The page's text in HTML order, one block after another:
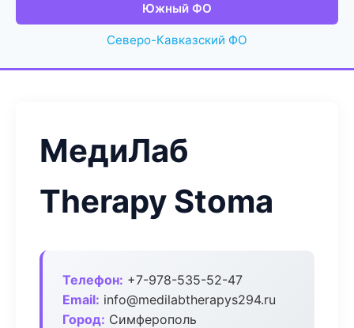
Южный ФО
Северо-Кавказский ФО
МедиЛаб
Therapy Stoma
Телефон: +7-978-535-52-47
Email: info@medilabtherapys294.ru
Город: Симферополь